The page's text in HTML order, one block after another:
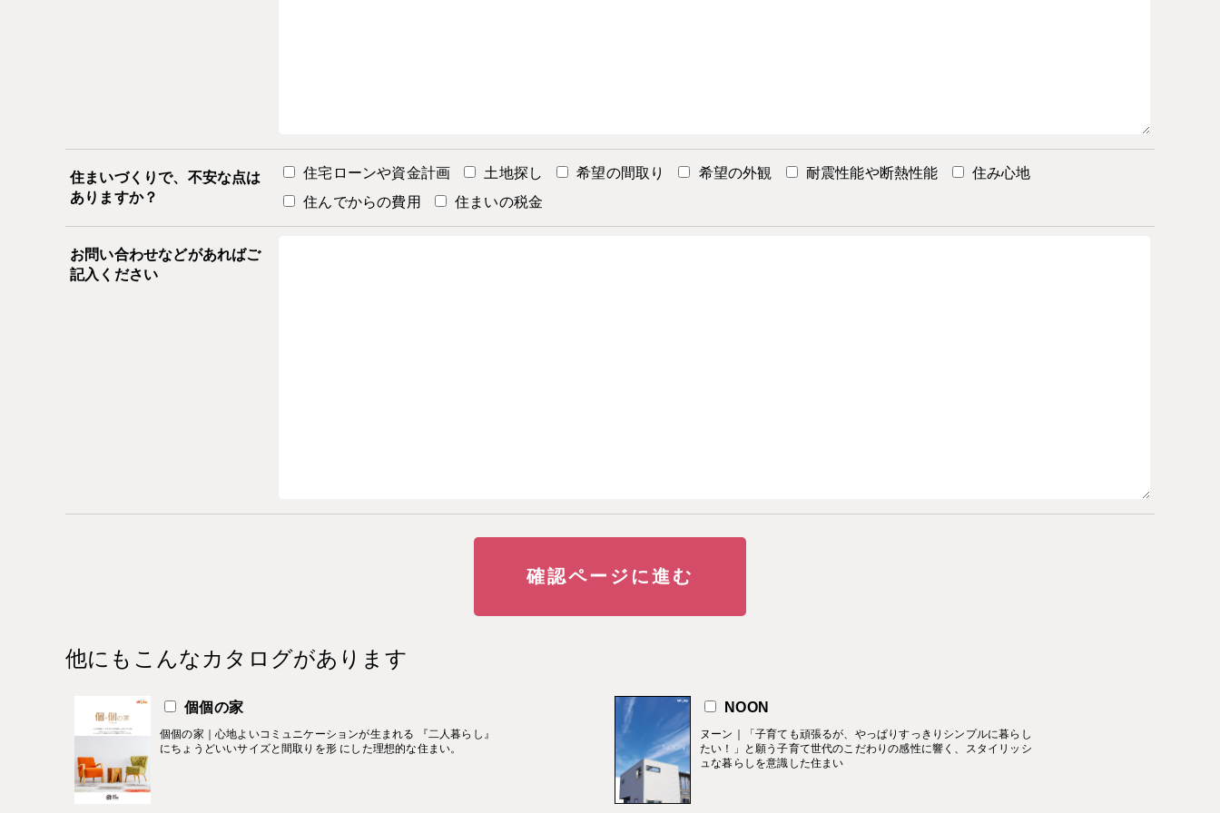
住まいづくりで、不安な点は
ありますか？
住宅ローンや資金計画 土地探し 希望の間取り 希望の外観 耐震性能や断熱性能
住み心地
住んでからの費用
住まいの税金
お問い合わせなどがあればご
記入ください
他にもこんなカタログがあります
個個の家
個個の家｜心地よいコミュニケーションが生まれる 『二人暮らし』
にちょうどいいサイズと間取りを形 にした理想的な住まい。
NOON
ヌーン｜「子育ても頑張るが、やっぱりすっきりシンプルに暮らし
たい！」と願う子育て世代のこだわりの感性に響く、スタイリッシ
ュな暮らしを意識した住まい